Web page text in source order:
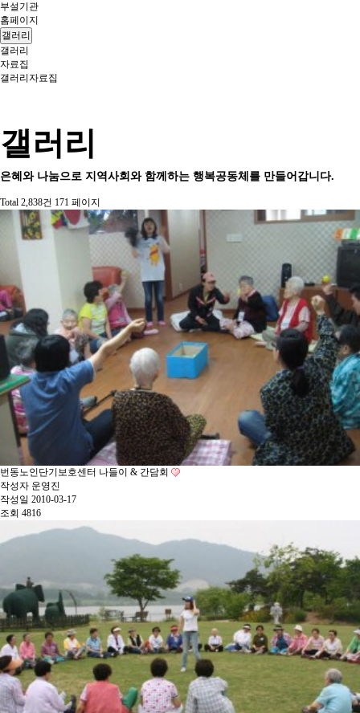
부설기관
홈페이지
갤러리
갤러리
자료집
갤러리 자료집
갤러리
은혜와 나눔으로 지역사회와 함께하는 행복공동체를 만들어갑니다.
Total 2,838건 171 페이지
번동노인단기보호센터 나들이 & 간담회
작성자 운영진
작성일 2010-03-17
조회 4816